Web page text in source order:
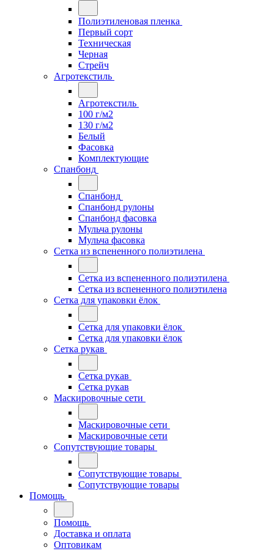
Полиэтиленовая пленка
Первый сорт
Техническая
Черная
Стрейч
Агротекстиль
Агротекстиль
100 г/м2
130 г/м2
Белый
Фасовка
Комплектующие
Спанбонд
Спанбонд
Спанбонд рулоны
Спанбонд фасовка
Мульча рулоны
Мульча фасовка
Сетка из вспененного полиэтилена
Сетка из вспененного полиэтилена
Сетка из вспененного полиэтилена
Сетка для упаковки ёлок
Сетка для упаковки ёлок
Сетка для упаковки ёлок
Сетка рукав
Сетка рукав
Сетка рукав
Маскировочные сети
Маскировочные сети
Маскировочные сети
Сопутствующие товары
Сопутствующие товары
Сопутствующие товары
Помощь
Помощь
Доставка и оплата
Оптовикам